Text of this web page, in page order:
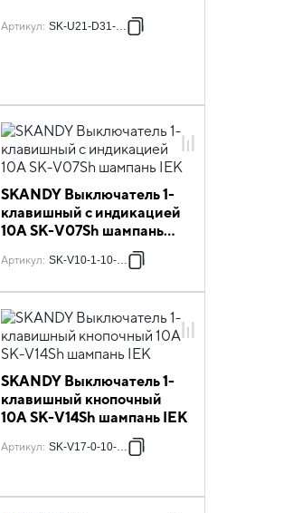
Артикул: SK-U21-D31-K37
SKANDY Выключатель 1-
клавишный с индикацией
10А SK-V07Sh шампань
Артикул: SK-V10-1-10-K37
SKANDY Выключатель 1-
клавишный кнопочный
10А SK-V14Sh шампань IEK
Артикул: SK-V17-0-10-K37